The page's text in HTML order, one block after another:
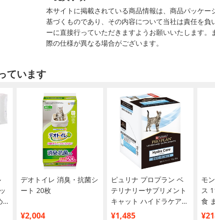
本サイトに掲載されている商品情報は、商品パッケ
基づくものであり、その内容について当社は責任を
ーに直接行っていただきますようお願いいたします
際の仕様が異なる場合がございます。
ています
デオトイレ 消臭・抗菌シ
ート 20枚
¥2,004
ピュリナ プロプラン ベ
テリナリーサプリメント
キャット ハイドラケア
75g×6袋
¥1,485
モ
ス
食
ー